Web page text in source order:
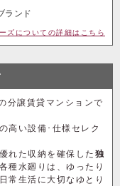
ランド
ズについての詳細はこちら
分譲賃貸マンションで
高い設備･仕様セレク
れた収納を確保した独
種水廻りは、ゆったり
常生活に大切なゆとり